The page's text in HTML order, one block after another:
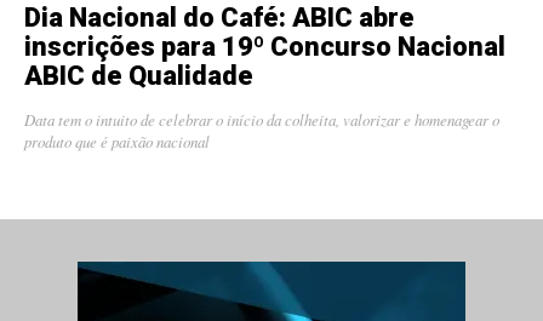
Dia Nacional do Café: ABIC abre
inscrições para 19º Concurso Nacional
ABIC de Qualidade
Data tem o intuito de celebrar o início da colheita, valorizar e homenagear o
produto que é paixão nacional